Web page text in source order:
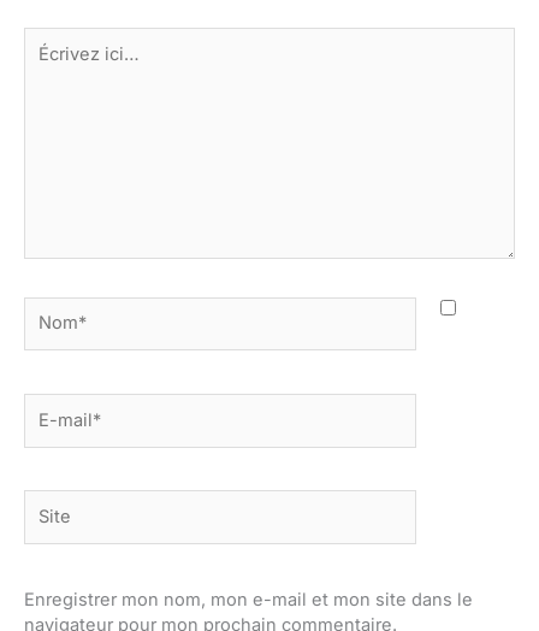
Écrivez
ici…
mail*
Enregistrer mon nom, mon e-mail et mon site dans le
navigateur pour mon prochain commentaire.